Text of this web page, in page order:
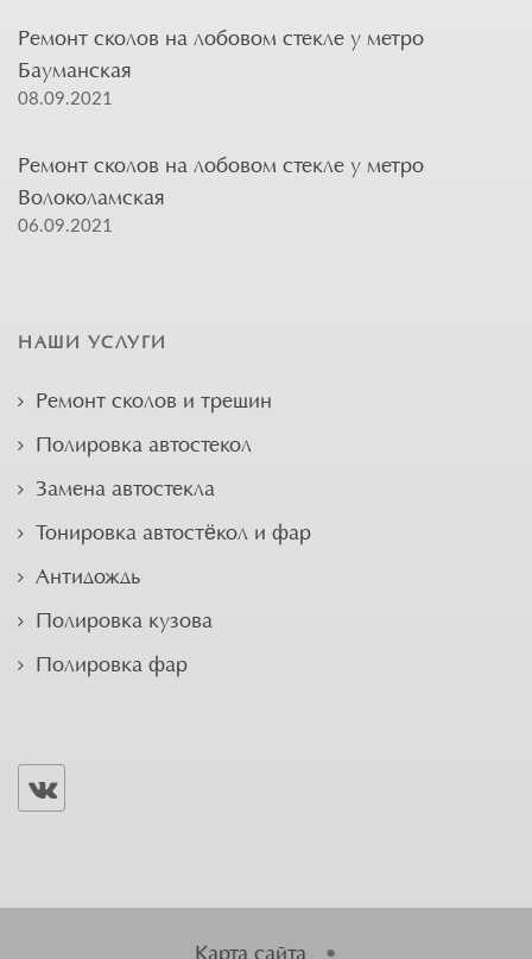
Ремонт сколов на лобовом стекле у метро
Бауманская
08.09.2021
Ремонт сколов на лобовом стекле у метро
Волоколамская
06.09.2021
НАШИ УСЛУГИ
Ремонт сколов и трещин
Полировка автостекол
Замена автостекла
Тонировка автостёкол и фар
Антидождь
Полировка кузова
Полировка фар
Карта сайта •